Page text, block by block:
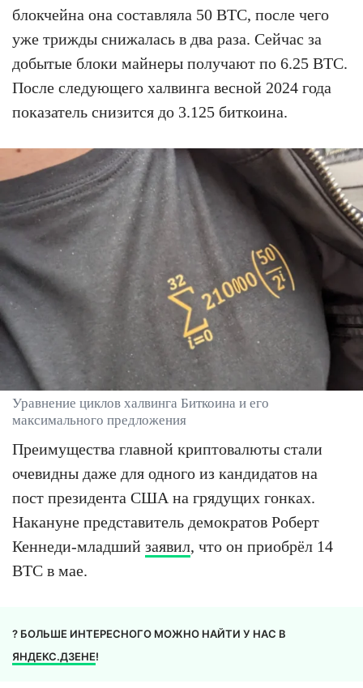
блокчейна она составляла 50 BTC, после чего
уже трижды снижалась в два раза. Сейчас за
добытые блоки майнеры получают по 6.25 BTC.
После следующего халвинга весной 2024 года
показатель снизится до 3.125 биткоина.
Уравнение циклов халвинга Биткоина и его
максимального предложения
Преимущества главной криптовалюты стали
очевидны даже для одного из кандидатов на
пост президента США на грядущих гонках.
Накануне представитель демократов Роберт
Кеннеди-младший заявил, что он приобрёл 14
BTC в мае.
? БОЛЬШЕ ИНТЕРЕСНОГО МОЖНО НАЙТИ У НАС В
ЯНДЕКС.ДЗЕНЕ!